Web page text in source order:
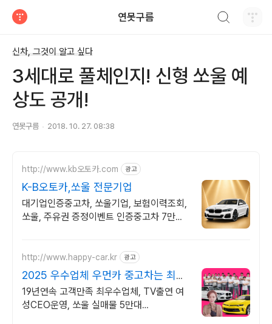
연못구름
신차, 그것이 알고 싶다
3세대로 풀체인지! 신형 쏘울 예
상도 공개!
연못구름 2018. 10. 27. 08:38
http://www.kb오토카.com 광고
K-B오토카,쏘울 전문기업
대기업인증중고차, 쏘울기업, 보험이력조회,
쏘울, 주유권 증정이벤트 인증중고차 7만대
http://www.happy-car.kr 광고
2025 우수업체 우먼카 중고차는 최우
수모범업체에서!
19년연속 고객만족 최우수업체, TV출연 여
성CEO운영, 쏘울 실매물 5만대